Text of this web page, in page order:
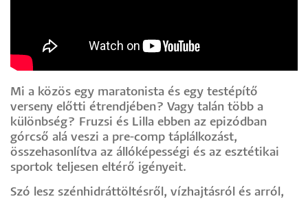
Mi a közös egy maratonista és egy testépítő
verseny előtti étrendjében? Vagy talán több a
különbség? Fruzsi és Lilla ebben az epizódban
górcső alá veszi a pre-comp táplálkozást,
összehasonlítva az állóképességi és az esztétikai
sportok teljesen eltérő igényeit.
Szó lesz szénhidráttöltésről, vízhajtásról és arról,